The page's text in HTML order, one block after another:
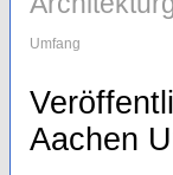
Umfang
Aachen